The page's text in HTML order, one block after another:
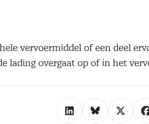
vervoermiddel of een deel
lading overgaat op of in het